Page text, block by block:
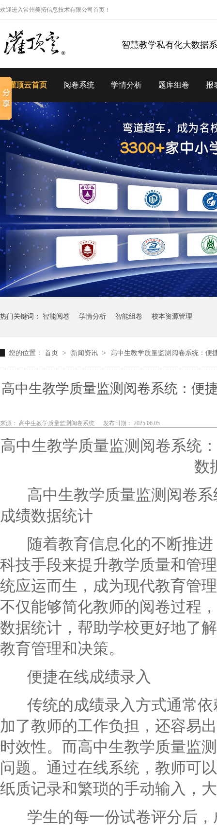
欢迎进入常州美拓信息技术有限公司首页！
智慧教学私有化大数据
灌顶云首页 阅卷系统 学情分析 题库组卷 报
热门关键词： 智能阅卷 学情分析 智能组卷 校本资源管理
您的位置： 首页 > 新闻资讯 > 高中生教学质量监测阅卷系统：便
高中生教学质量监测阅卷系统：便
来源： 高中生教学质量监测阅卷系统 发布日期： 2025.06.05
高中生教学质量监测阅卷系统
数
高中生教学质量监测阅卷系
成绩数据统计
随着教育信息化的不断推进
科技手段来提升教学质量和管
统应运而生，成为现代教育管
不仅能够简化教师的阅卷过程
数据统计，帮助学校更好地了
教育管理和决策。
便捷在线成绩录入
传统的成绩录入方式通常依
加了教师的工作负担，还容易
时效性。而高中生教学质量监
问题。通过在线系统，教师可
纸质记录和繁琐的手动输入，
学生的每一份试卷评分后，